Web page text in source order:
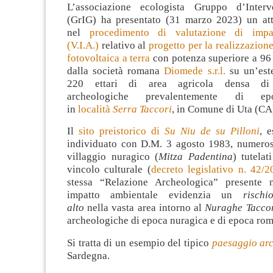
L’associazione ecologista Gruppo
(GrIG) ha presentato (31 marzo 2023) un
nel procedimento di valutazione di
(V.I.A.) relativo al progetto per la
fotovoltaica a terra con potenza superiore a
dalla società romanaDiomede s.r.l. su
220 ettari di area agricola densa di
archeologiche prevalentemente di
in località Serra Taccori, in Comune di Uta
Il sito preistorico di Su Niu de su Pilloni,
individuato con D.M. 3 agosto 1983,
villaggio nuragico (Mitza Padentina)
vincolo culturale (decreto legislativo n. 42/
stessa “Relazione Archeologica”
impatto ambientale evidenzia un
alto nella vasta area intorno alNuraghe
archeologiche di epoca nuragica e di epoca
Si tratta di un esempio del tipico paesaggio
Sardegna.